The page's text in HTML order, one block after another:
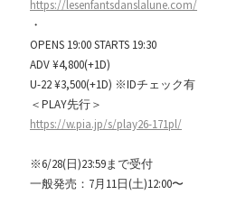
https://lesenfantsdanslalune.com/
・
OPENS 19:00 STARTS 19:30
ADV ¥4,800(+1D)
U-22 ¥3,500(+1D) ※IDチェック有
＜PLAY先行＞
https://w.pia.jp/s/play26-171pl/
※6/28(日)23:59まで受付
一般発売：7月11日(土)12:00〜